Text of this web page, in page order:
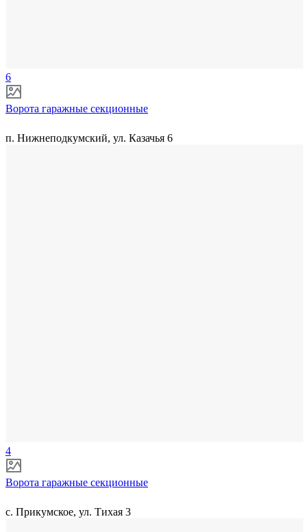
6
Ворота гаражные секционные
п. Нижнеподкумский, ул. Казачья 6
4
Ворота гаражные секционные
с. Прикумское, ул. Тихая 3